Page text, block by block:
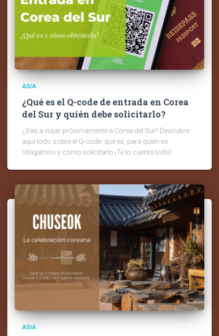
ASIA
¿Qué es el Q-code de entrada en Corea
del Sur y quién debe solicitarlo?
¿Vas a viajar próximamente a Corea del Sur? Descubre
aquí todo sobre el Q-code: qué es, para quién es
obligatorio y cómo solicitarlo ¡Te lo cuento todo!
ASIA